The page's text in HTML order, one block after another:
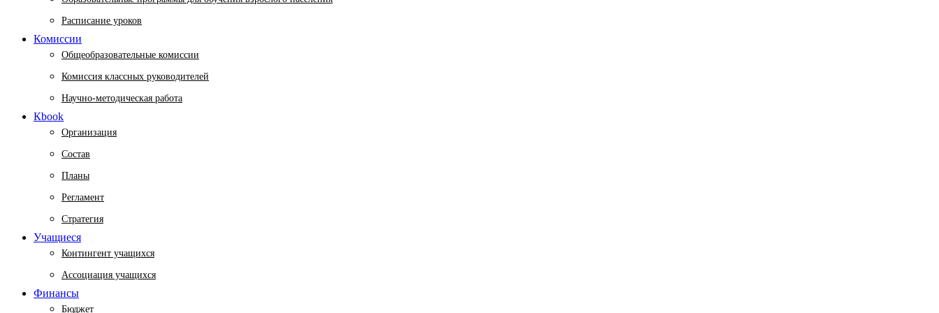
Расписание уроков
Комиссии
Общеобразовательные комиссии
Комиссия классных руководителей
Научно-методическая работа
Кbook
Организация
Состав
Планы
Регламент
Стратегия
Учащиеся
Контингент учащихся
Ассоциация учащихся
Финансы
Бюджет